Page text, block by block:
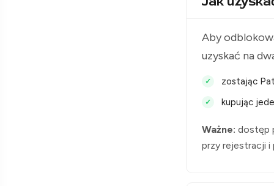
Aby
uzyskać na
zostając
kupując
Ważne: dostęp
przy rejestracji i